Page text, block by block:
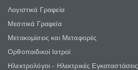
Λογιστικά Γραφεία
Μεσιτικά Γραφεία
Μετακομίσεις και Μεταφορές
Ορθοπαιδικοί Ιατροί
Ηλεκτρολόγοι - Ηλεκτρικές Εγκαταστάσεις